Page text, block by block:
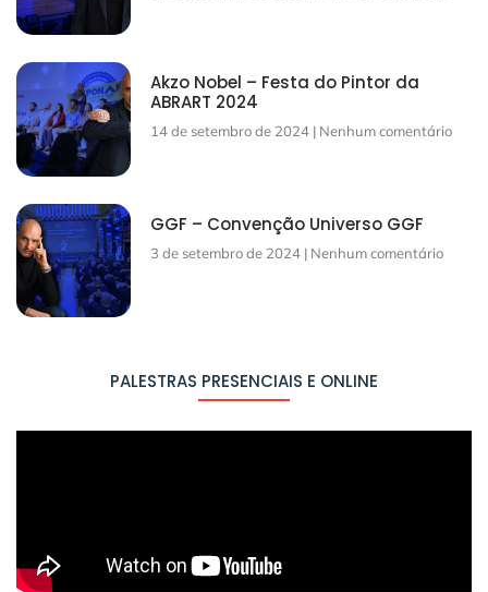
Akzo Nobel – Festa do Pintor da
ABRART 2024
14 de setembro de 2024 Nenhum comentário
GGF – Convenção Universo GGF
3 de setembro de 2024 Nenhum comentário
PALESTRAS PRESENCIAIS E ONLINE